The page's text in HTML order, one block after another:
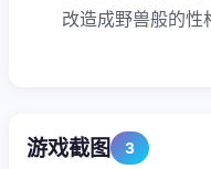
改造成野兽般的性
游戏截图 3